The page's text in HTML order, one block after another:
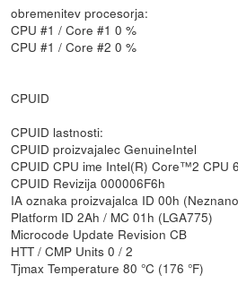
obremenitev procesorja:
CPU #1 / Core #1 0 %
CPU #1 / Core #2 0 %
CPUID
CPUID lastnosti:
CPUID proizvajalec GenuineIntel
CPUID CPU ime Intel(R) Core™2 CPU
CPUID Revizija 000006F6h
IA oznaka proizvajalca ID 00h
Platform ID 2Ah / MC 01h (LGA775)
Microcode Update Revision CB
HTT / CMP Units 0 / 2
Tjmax Temperature 80 °C (176 °F)